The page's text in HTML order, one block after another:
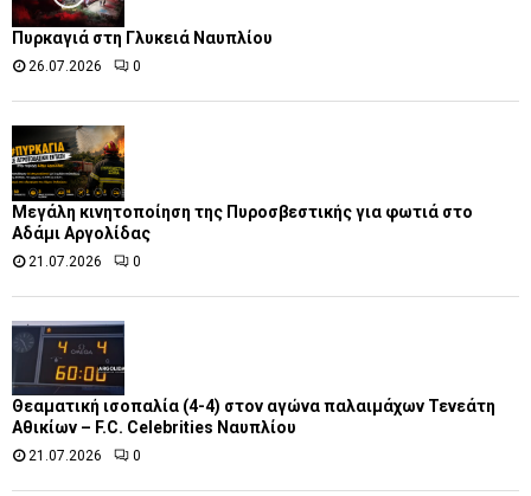
Πυρκαγιά στη Γλυκειά Ναυπλίου
26.07.2026 0
Μεγάλη κινητοποίηση της Πυροσβεστικής για φωτιά στο
Αδάμι Αργολίδας
21.07.2026 0
Θεαματική ισοπαλία (4-4) στον αγώνα παλαιμάχων Τενεάτη
Αθικίων – F.C. Celebrities Ναυπλίου
21.07.2026 0